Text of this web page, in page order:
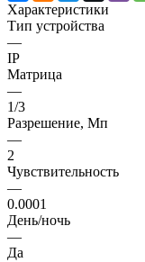
Характеристики
Тип устройства
—
IP
Матрица
—
1/3
Разрешение, Мп
—
2
Чувствительность
—
0.0001
День/ночь
—
Да